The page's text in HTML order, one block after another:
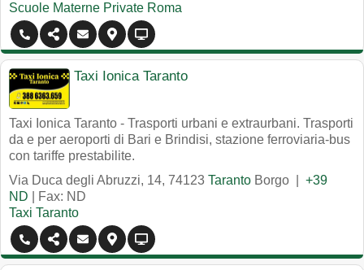
Scuole Materne Private Roma
Taxi Ionica Taranto
Taxi Ionica Taranto - Trasporti urbani e extraurbani. Trasporti
da e per aeroporti di Bari e Brindisi, stazione ferroviaria-bus
con tariffe prestabilite.
Via Duca degli Abruzzi, 14, 74123 Taranto Borgo
+39
ND | Fax: ND
Taxi Taranto